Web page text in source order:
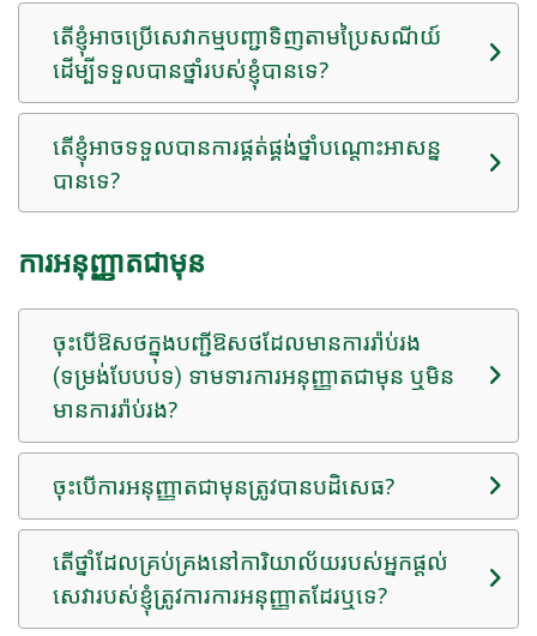
តើខ្ញុំអាចប្រើសេវាកម្មបញ្ជាទិញតាមប្រៃសណីយ៍
ដើម្បីទទួលបានថ្នាំរបស់ខ្ញុំបានទេ?
តើខ្ញុំអាចទទួលបានការផ្គត់ផ្គង់ថ្នាំបណ្តោះអាសន្ន
បានទេ?
ការអនុញ្ញាតជាមុន
ចុះបើឱសថក្នុងបញ្ជីឱសថដែលមានការរ៉ាប់រង
(ទម្រង់បែបបទ) ទាមទារការអនុញ្ញាតជាមុន ឬមិន
មានការរ៉ាប់រង?
ចុះបើការអនុញ្ញាតជាមុនត្រូវបានបដិសេធ?
តើថ្នាំដែលគ្រប់គ្រងនៅការិយាល័យរបស់អ្នកផ្តល់
សេវារបស់ខ្ញុំត្រូវការការអនុញ្ញាតដែរឬទេ?